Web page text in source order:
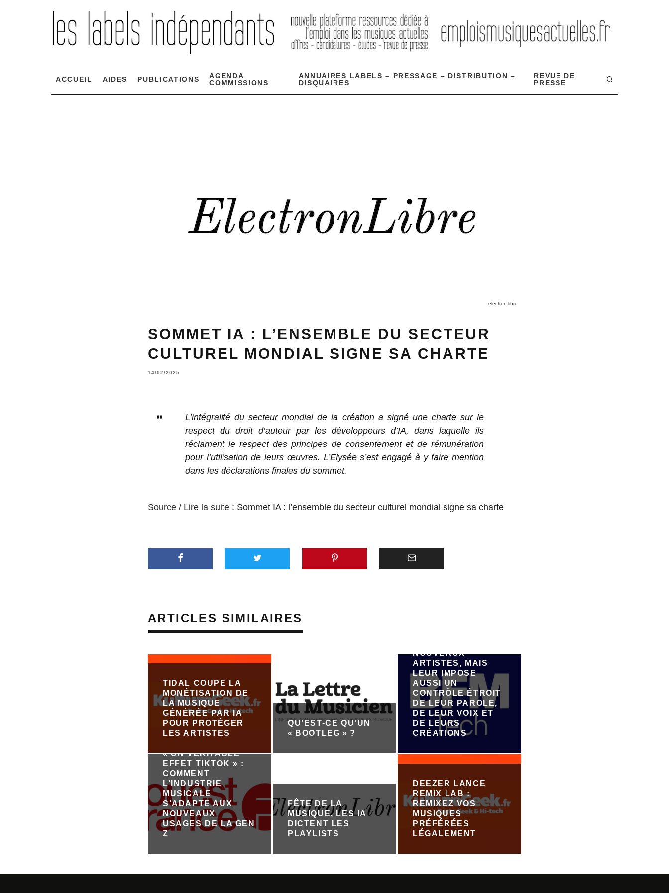
ACCUEIL AIDES PUBLICATIONS
AGENDA
COMMISSIONS
ANNUAIRES LABELS – PRESSAGE – DISTRIBUTION –
DISQUAIRES
REVUE DE
PRESSE
electron libre
SOMMET IA : L’ENSEMBLE DU SECTEUR
CULTUREL MONDIAL SIGNE SA CHARTE
14/02/2025
L’intégralité du secteur mondial de la création a signé une charte sur le
respect du droit d’auteur par les développeurs d’IA, dans laquelle ils
réclament le respect des principes de consentement et de rémunération
pour l’utilisation de leurs œuvres. L’Elysée s’est engagé à y faire mention
dans les déclarations finales du sommet.
Source / Lire la suite : Sommet IA : l’ensemble du secteur culturel mondial signe sa charte
ARTICLES SIMILAIRES
TIDAL COUPE LA
MONÉTISATION DE
LA MUSIQUE
GÉNÉRÉE PAR IA
POUR PROTÉGER
LES ARTISTES
QU’EST-CE QU’UN
« BOOTLEG » ?
NOUVEAUX
ARTISTES, MAIS
LEUR IMPOSE
AUSSI UN
CONTRÔLE ÉTROIT
DE LEUR PAROLE,
DE LEUR VOIX ET
DE LEURS
CRÉATIONS
« UN VÉRITABLE
EFFET TIKTOK » :
COMMENT
L’INDUSTRIE
MUSICALE
S’ADAPTE AUX
NOUVEAUX
USAGES DE LA GEN
Z
FÊTE DE LA
MUSIQUE, LES IA
DICTENT LES
PLAYLISTS
DEEZER LANCE
REMIX LAB :
REMIXEZ VOS
MUSIQUES
PRÉFÉRÉES
LÉGALEMENT